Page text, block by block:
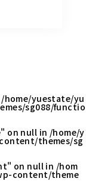
/home/yuestate/yu
sg088/functio
on null in /home/y
themes/sg
on null in /hom
content/theme